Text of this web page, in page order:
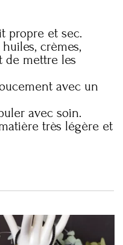
propre et sec.
crèmes,
de mettre les
avec un
avec soin.
très légère et